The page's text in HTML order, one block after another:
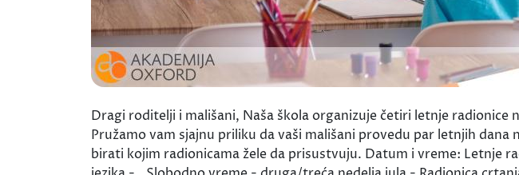
Dragi roditelji i mališani, Naša škola organizuje četiri letnje radionice
Pružamo vam sjajnu priliku da vaši mališani provedu par letnjih
birati kojim radionicama žele da prisustvuju. Datum i vreme: Letnje